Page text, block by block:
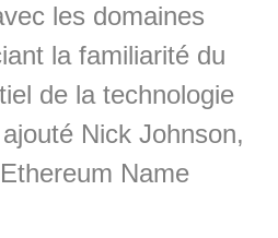
les domaines
la familiarité du
de la technologie
Nick Johnson,
Name